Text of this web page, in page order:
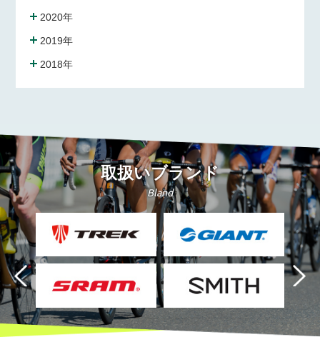
2020年
2019年
2018年
取扱いブランド
Bland